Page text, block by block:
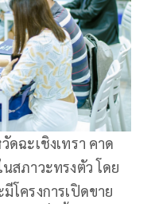
ดฉะเชิงเทรา คาด
สภาวะทรงตัว โดย
โครงการเปิดขาย